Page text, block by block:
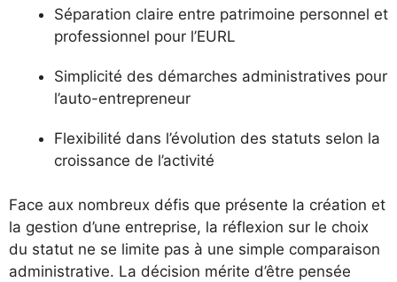
Séparation claire entre patrimoine personnel et
professionnel pour l’EURL
Simplicité des démarches administratives pour
l’auto-entrepreneur
Flexibilité dans l’évolution des statuts selon la
croissance de l’activité
Face aux nombreux défis que présente la création et
la gestion d’une entreprise, la réflexion sur le choix
du statut ne se limite pas à une simple comparaison
administrative. La décision mérite d’être pensée